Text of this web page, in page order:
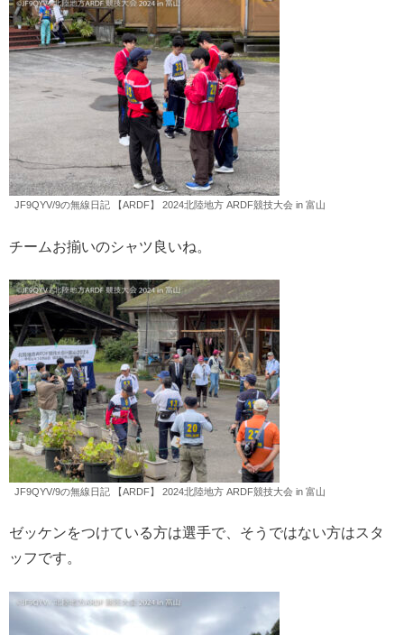
JF9QYV/9の無線日記 【ARDF】 2024北陸地方 ARDF競技大会 in 富山
チームお揃いのシャツ良いね。
JF9QYV/9の無線日記 【ARDF】 2024北陸地方 ARDF競技大会 in 富山
ゼッケンをつけている方は選手で、そうではない方はスタ
ッフです。